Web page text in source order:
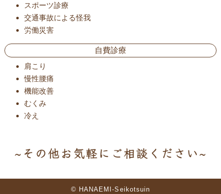
スポーツ診療
交通事故による怪我
労働災害
自費診療
肩こり
慢性腰痛
機能改善
むくみ
冷え
© HANAEMI-Seikotsuin